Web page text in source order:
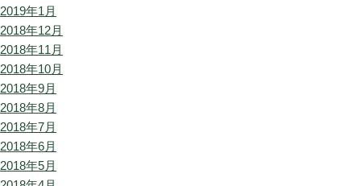
2019年1月
2018年12月
2018年11月
2018年10月
2018年9月
2018年8月
2018年7月
2018年6月
2018年5月